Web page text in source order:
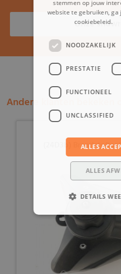
Onze
Andere klanten bekeken
(24D3b) Brandstoftank
stemmen op jouw
website te gebruiken, ga
cookiebeleid.
NOODZAKELIJK
PRESTATIE
FUNCTIONEEL
UNCLASSIFIED
ALLES
ALLES
DETAILS